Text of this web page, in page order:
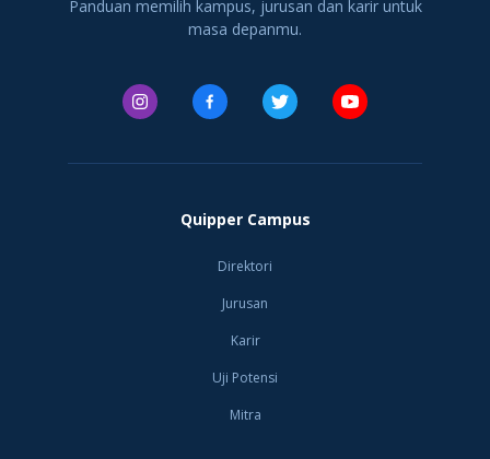
Panduan memilih kampus, jurusan dan karir untuk
masa depanmu.
Quipper Campus
Direktori
Jurusan
Karir
Uji Potensi
Mitra